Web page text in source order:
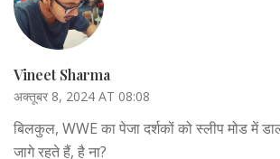
Vineet Sharma
अक्तूबर 8, 2024 AT 08:08
बिलकुल, WWE का पेजा दर्शकों को स्लीप मोड में
जागे रहते हैं, है ना?